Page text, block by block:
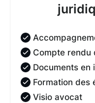
Compte rendu
Documents en
Formation des
Visio avocat